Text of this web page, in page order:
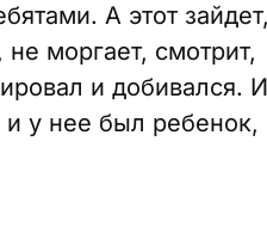
А этот
моргает, смотрит,
и добивался.
у нее был ребенок,